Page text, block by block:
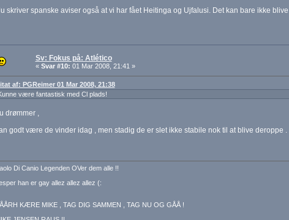
skriver spanske aviser også at vi har fået Heitinga og Ujfalusi. Det kan bare ikke
Sv: Fokus på: Atlético
« Svar #10: 01 Mar 2008, 21:41 »
af: PGReimer 01 Mar 2008, 21:38
være fantastisk med Cl plads!
drømmer ,
godt være de vinder idag , men stadig de er slet ikke stabile nok til at blive deroppe .
Di Canio Legenden OVer dem alle !!
han er gay allez allez allez (:
KÆRE MIKE , TAG DIG SAMMEN , TAG NU OG GÅÅ !